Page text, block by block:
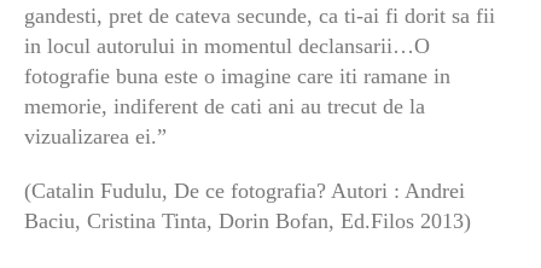
gandesti, pret de cateva secunde, ca ti-ai fi dorit sa fii
in locul autorului in momentul declansarii…O
fotografie buna este o imagine care iti ramane in
memorie, indiferent de cati ani au trecut de la
vizualizarea ei.”
(Catalin Fudulu, De ce fotografia? Autori : Andrei
Baciu, Cristina Tinta, Dorin Bofan, Ed.Filos 2013)